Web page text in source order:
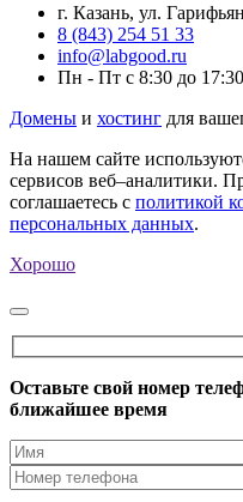
г. Казань, ул.
8 (843) 254 51 33
info@labgood.ru
Пн - Пт с 8:30 до 17:30
Домены и хостинг для
На нашем сайте
сервисов веб–аналитики.
соглашаетесь с политикой
персональных данных.
Хорошо
Оставьте свой номер
ближайшее время